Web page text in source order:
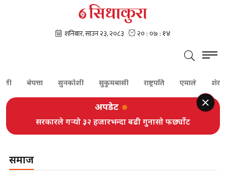
बेपत्ता सुनकोशी सुकुमबासी राष्ट्रपति एमाले शेरबहादुर
अपडेट
सरकारले गर्‍यो ३२ हजारभन्दा बढी गुनासो फर्छ्योट
समाज